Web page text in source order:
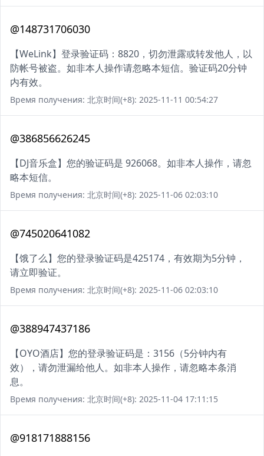
@148731706030
【WeLink】登录验证码：8820，切勿泄露或转发他人，以
防帐号被盗。如非本人操作请忽略本短信。验证码20分钟
内有效。
Время получения: 北京时间(+8): 2025-11-11 00:54:27
@386856626245
【DJ音乐盒】您的验证码是 926068。如非本人操作，请忽
略本短信。
Время получения: 北京时间(+8): 2025-11-06 02:03:10
@745020641082
【饿了么】您的登录验证码是425174，有效期为5分钟，
请立即验证。
Время получения: 北京时间(+8): 2025-11-06 02:03:10
@388947437186
【OYO酒店】您的登录验证码是：3156（5分钟内有
效），请勿泄漏给他人。如非本人操作，请忽略本条消
息。
Время получения: 北京时间(+8): 2025-11-04 17:11:15
@918171888156